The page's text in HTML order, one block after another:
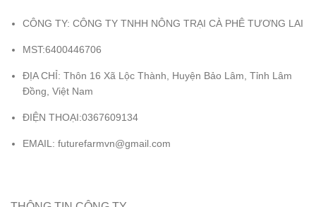
CÔNG TY: CÔNG TY TNHH NÔNG TRẠI CÀ PHÊ TƯƠNG LAI
MST:6400446706
ĐỊA CHỈ: Thôn 16 Xã Lộc Thành, Huyện Bảo Lâm, Tỉnh Lâm
Đồng, Việt Nam
ĐIỆN THOẠI:0367609134
EMAIL: futurefarmvn@gmail.com